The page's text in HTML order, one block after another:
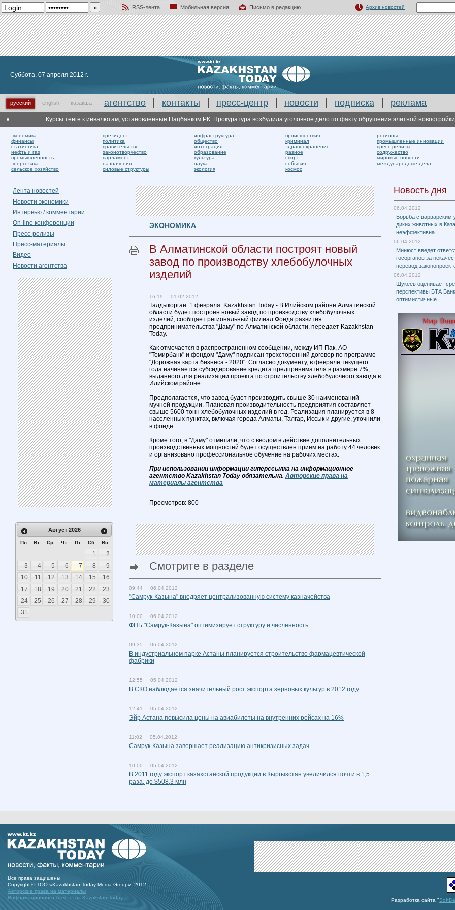
RSS-лента Мобильная версия
Письмо в редакцию
Архив новостей
Суббота, 07 апреля 2012 г.
русский english қазақша агентство контакты пресс-центр новости подписка реклама
Курсы тенге к инвалютам, установленные Нацбанком РК Прокуратура возбудила уголовное дело по факту обрушения элитной новостройки в
экономика
финансы
статистика
нефть и газ
промышленность
энергетика
сельское хозяйство
президент
политика
правительство
законотворчество
парламент
назначения
силовые структуры
инфраструктура
общество
интеграция
образование
культура
наука
экология
происшествия
криминал
здравоохранение
разное
спорт
события
космос
регионы
промышленные инновации
пресс-релизы
содружество
мировые новости
международные дела
Лента новостей
Новости экономики
Интервью / комментарии
On-line конференции
Пресс-релизы
Пресс-материалы
Видео
Новости агентства
Август 2026
Пн Вт Ср Чт Пт Сб Вс
1
2
3
4 5 6 7 8
9
10
11 12 13 14 15
16
17
18 19 20 21 22
23
24
25 26 27 28 29
30
31
ЭКОНОМИКА
В Алматинской области построят новый
завод по производству хлебобулочных
изделий
16:19 01.02.2012
Талдыкорган. 1 февраля. Kazakhstan Today - В Илийском районе Алматинской
области будет построен новый завод по производству хлебобулочных
изделий, сообщает региональный филиал Фонда развития
предпринимательства "Даму" по Алматинской области, передает Kazakhstan
Today.
Как отмечается в распространенном сообщении, между ИП Пак, АО
"Темирбанк" и фондом "Даму" подписан трехсторонний договор по программе
"Дорожная карта бизнеса - 2020". Согласно документу, в феврале текущего
года начинается субсидирование кредита предпринимателя в размере 7%,
выданного для реализации проекта по строительству хлебобулочного завода в
Илийском районе.
Предполагается, что завод будет производить свыше 30 наименований
мучной продукции. Плановая производительность предприятия составляет
свыше 5600 тонн хлебобулочных изделий в год. Реализация планируется в 8
населенных пунктах, включая города Алматы, Талгар, Иссык и другие, уточнили
в фонде.
Кроме того, в "Даму" отметили, что с вводом в действие дополнительных
производственных мощностей будет осуществлен прием на работу 44 человек
и организовано профессиональное обучение на рабочих местах.
При использовании информации гиперссылка на информационное
агентство Kazakhstan Today обязательна. Авторские права на
материалы агентства
Просмотров: 800
Смотрите в разделе
09:44 06.04.2012
"Самрук-Казына" внедряет централизованную систему казначейства
10:00 06.04.2012
ФНБ "Самрук-Казына" оптимизирует структуру и численность
09:35 06.04.2012
В индустриальном парке Астаны планируется строительство фармацевтической
фабрики
12:55 05.04.2012
В СКО наблюдается значительный рост экспорта зерновых культур в 2012 году
12:41 05.04.2012
Эйр Астана повысила цены на авиабилеты на внутренних рейсах на 16%
11:02 05.04.2012
Самрук-Казына завершает реализацию антикризисных задач
10:00 05.04.2012
В 2011 году экспорт казахстанской продукции в Кыргызстан увеличился почти в 1,5
раза, до $508,3 млн
Новость дня
06.04.2012
Борьба с варварским
диких животных в
неэффективна
06.04.2012
Минюст введет
госорганов за
перевод
06.04.2012
Шукеев оценивает
перспективы БТА
оптимистичные
Разработка сайта "
Все права защишены
Copyright © ТОО «Kazakhstan Today Media Group», 2012
Авторские права на материалы
Информационного Агентства Kazakstan Today